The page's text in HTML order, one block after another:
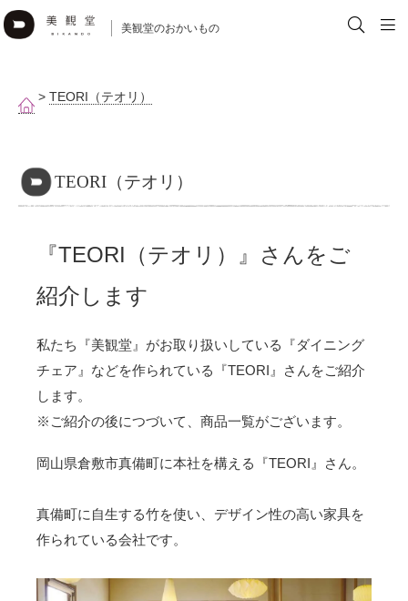
美観堂のおかいもの
> TEORI（テオリ）
TEORI（テオリ）
『TEORI（テオリ）』さんをご
紹介します
私たち『美観堂』がお取り扱いしている『ダイニング
チェア』などを作られている『TEORI』さんをご紹介
します。
※ご紹介の後につづいて、商品一覧がございます。
岡山県倉敷市真備町に本社を構える『TEORI』さん。
真備町に自生する竹を使い、デザイン性の高い家具を
作られている会社です。